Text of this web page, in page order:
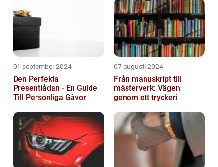
01 september 2024
Den Perfekta
Presentlådan - En Guide
Till Personliga Gåvor
07 augusti 2024
Från manuskript till
mästerverk: Vägen
genom ett tryckeri